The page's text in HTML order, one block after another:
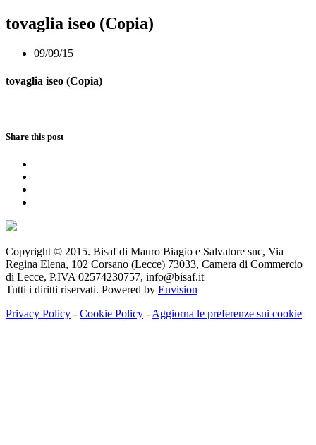
tovaglia iseo (Copia)
09/09/15
tovaglia iseo (Copia)
Share this post
Copyright © 2015. Bisaf di Mauro Biagio e Salvatore snc, Via
Regina Elena, 102 Corsano (Lecce) 73033, Camera di Commercio
di Lecce, P.IVA 02574230757, info@bisaf.it
Tutti i diritti riservati. Powered by Envision
Privacy Policy - Cookie Policy - Aggiorna le preferenze sui cookie